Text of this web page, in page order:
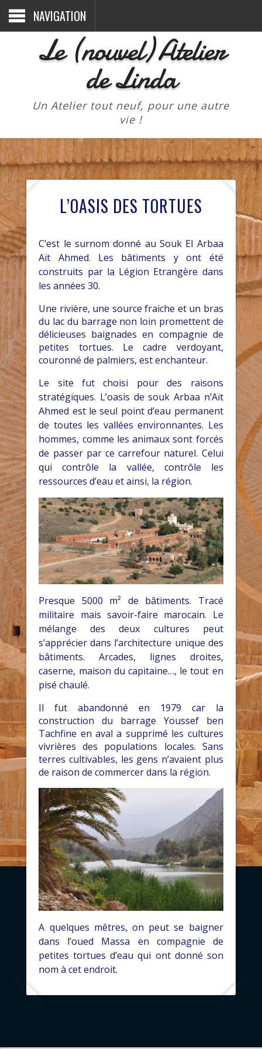
NAVIGATION
Le (nouvel) Atelier
de Linda
Un Atelier tout neuf, pour une autre
vie !
L’OASIS DES TORTUES
C’est le surnom donné au Souk El Arbaa
Aït Ahmed. Les bâtiments y ont été
construits par la Légion Etrangère dans
les années 30.
Une rivière, une source fraiche et un bras
du lac du barrage non loin promettent de
délicieuses baignades en compagnie de
petites tortues. Le cadre verdoyant,
couronné de palmiers, est enchanteur.
Le site fut choisi pour des raisons
stratégiques. L’oasis de souk Arbaa n’Aït
Ahmed est le seul point d’eau permanent
de toutes les vallées environnantes. Les
hommes, comme les animaux sont forcés
de passer par ce carrefour naturel. Celui
qui contrôle la vallée, contrôle les
ressources d’eau et ainsi, la région.
Presque 5000 m² de bâtiments. Tracé
militaire mais savoir-faire marocain. Le
mélange des deux cultures peut
s’apprécier dans l’architecture unique des
bâtiments. Arcades, lignes droites,
caserne, maison du capitaine…, le tout en
pisé chaulé.
Il fut abandonné en 1979 car la
construction du barrage Youssef ben
Tachfine en aval a supprimé les cultures
vivrières des populations locales. Sans
terres cultivables, les gens n’avaient plus
de raison de commercer dans la région.
A quelques mêtres, on peut se baigner
dans l’oued Massa en compagnie de
petites tortues d’eau qui ont donné son
nom à cet endroit.